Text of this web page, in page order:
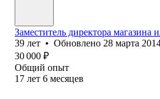
Заместитель директора магазина
39 лет • Обновлено 28 марта
30 000 ₽
Общий опыт
17 лет 6 месяцев